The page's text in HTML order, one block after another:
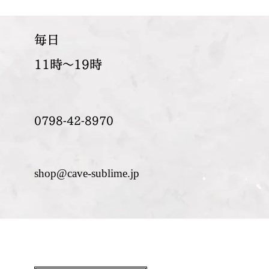
​毎日
11時～19時
0798-42-8970
shop@cave-sublime.jp